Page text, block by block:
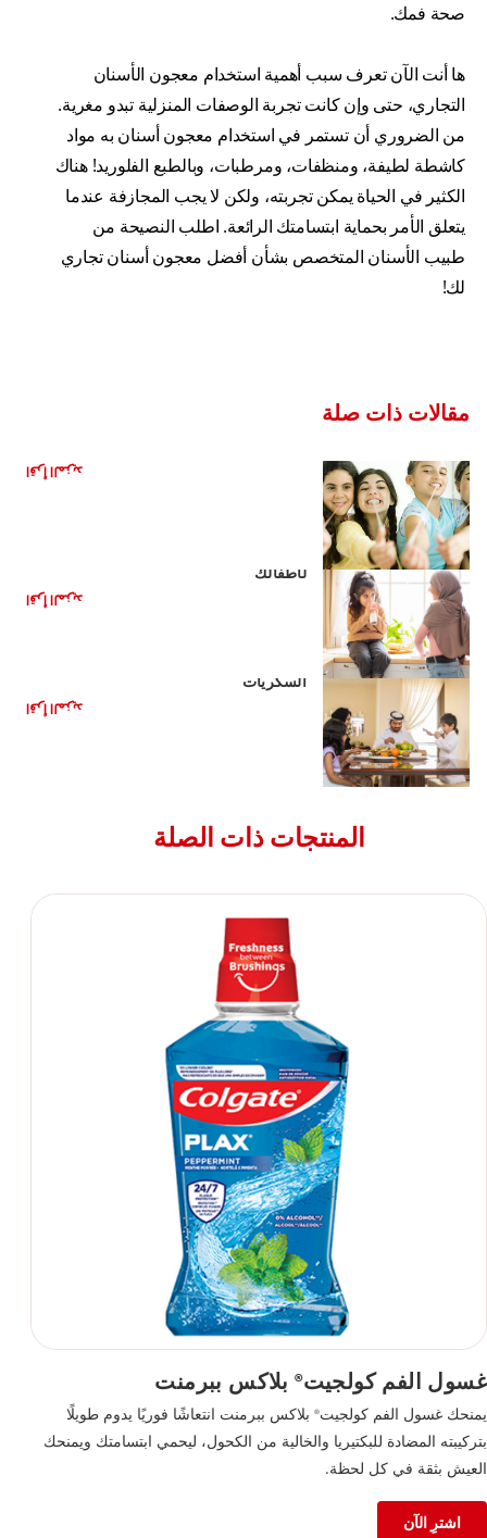
صحة فمك.
ها أنت الآن تعرف سبب أهمية استخدام معجون الأسنان
التجاري، حتى وإن كانت تجربة الوصفات المنزلية تبدو مغرية.
من الضروري أن تستمر في استخدام معجون أسنان به مواد
كاشطة لطيفة، ومنظفات، ومرطبات، وبالطبع الفلوريد! هناك
الكثير في الحياة يمكن تجربته، ولكن لا يجب المجازفة عندما
يتعلق الأمر بحماية ابتسامتك الرائعة. اطلب النصيحة من
طبيب الأسنان المتخصص بشأن أفضل معجون أسنان تجاري
لك!
مقالات ذات صلة
اقرأ المزيد
لأطفالك
اقرأ المزيد
السكريات
اقرأ المزيد
المنتجات ذات الصلة
غسول الفم كولجيت®بلاكس ببرمنت
يمنحك غسول الفم كولجيت®
بلاكس ببرمنت انتعاشًا فوريًا يدوم طويلًا
بتركيبته المضادة للبكتيريا والخالية من الكحول، ليحمي ابتسامتك ويمنحك
العيش بثقة في كل لحظة.
اشترِ الآن